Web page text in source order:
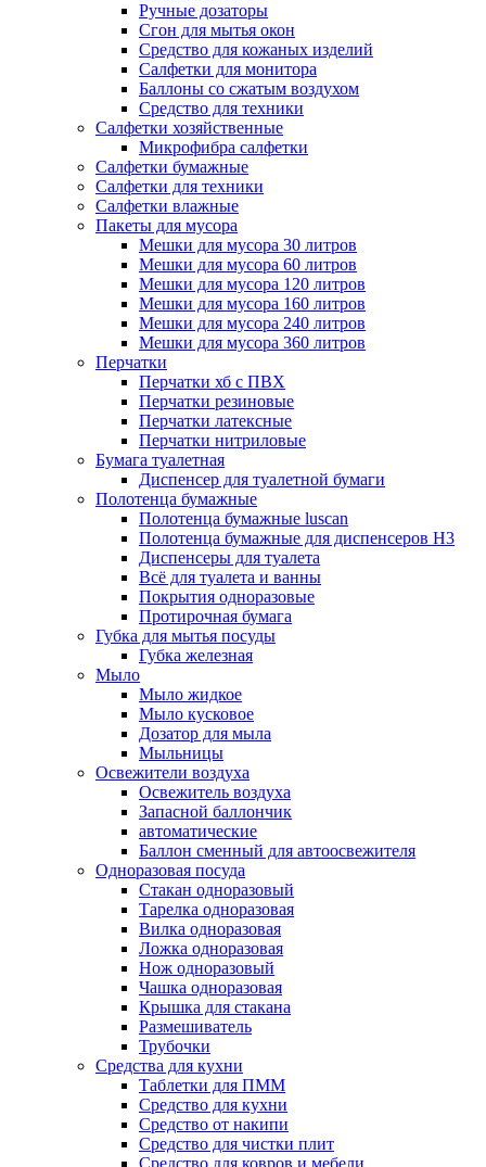
Ручные дозаторы
Сгон для мытья окон
Средство для кожаных изделий
Салфетки для монитора
Баллоны со сжатым воздухом
Средство для техники
Салфетки хозяйственные
Микрофибра салфетки
Салфетки бумажные
Салфетки для техники
Салфетки влажные
Пакеты для мусора
Мешки для мусора 30 литров
Мешки для мусора 60 литров
Мешки для мусора 120 литров
Мешки для мусора 160 литров
Мешки для мусора 240 литров
Мешки для мусора 360 литров
Перчатки
Перчатки хб с ПВХ
Перчатки резиновые
Перчатки латексные
Перчатки нитриловые
Бумага туалетная
Диспенсер для туалетной бумаги
Полотенца бумажные
Полотенца бумажные luscan
Полотенца бумажные для диспенсеров H3
Диспенсеры для туалета
Всё для туалета и ванны
Покрытия одноразовые
Протирочная бумага
Губка для мытья посуды
Губка железная
Мыло
Мыло жидкое
Мыло кусковое
Дозатор для мыла
Мыльницы
Освежители воздуха
Освежитель воздуха
Запасной баллончик
автоматические
Баллон сменный для автоосвежителя
Одноразовая посуда
Стакан одноразовый
Тарелка одноразовая
Вилка одноразовая
Ложка одноразовая
Нож одноразовый
Чашка одноразовая
Крышка для стакана
Размешиватель
Трубочки
Средства для кухни
Таблетки для ПММ
Средство для кухни
Средство от накипи
Средство для чистки плит
Средство для ковров и мебели